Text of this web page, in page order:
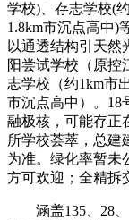
学校)、存志学校(
1.8km市沉点高中)
以通透结构引天然
阳尝试学校（原控
志学校（约1km市
市沉点高中）。18
融极核，可能存正
所学校荟萃，总建
为准。绿化率暂未
方可欢迎；全精拆
涵盖135、28、